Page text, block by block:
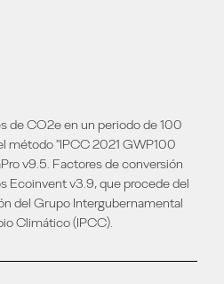
de CO2e en un periodo de 100
método "IPCC 2021 GWP100
v9.5. Factores de conversión
Ecoinvent v3.9, que procede del
del Grupo Intergubernamental
Climático (IPCC).